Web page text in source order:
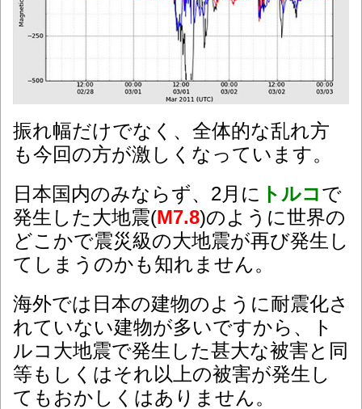
振れ幅だけでなく、全体的な乱れ方
も今回の方が激しくなっています。
日本国内のみならず、2月に トルコで
発生した大地震(M7.8)のように世界の
どこかで震災級の大地震が再び発生し
てしまうのかも知れません。
海外では日本の建物のように耐震化さ
れていない建物が多いですから、ト
ルコ大地震で発生した甚大な被害と同
等もしくはそれ以上の被害が発生し
てもおかしくはありません。